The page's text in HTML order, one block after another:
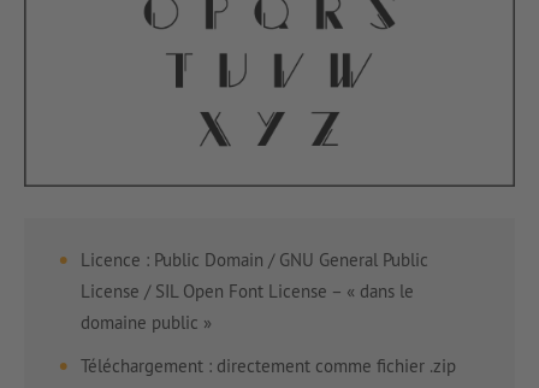
Licence : Public Domain / GNU General Public
License / SIL Open Font License – « dans le
domaine public »
Téléchargement : directement comme fichier .zip